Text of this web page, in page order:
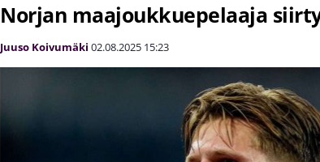
Norjan maajoukkuepelaaja
Juuso Koivumäki 02.08.2025 15:23